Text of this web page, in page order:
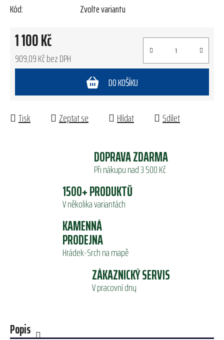
Kód:
Zvolte variantu
1 100 Kč
909,09 Kč bez DPH
DO KOŠÍKU
Tisk Zeptat se Hlídat Sdílet
DOPRAVA ZDARMA
Při nákupu nad 3 500 Kč
1500+ PRODUKTŮ
V několika variantách
KAMENNÁ
PRODEJNA
Hrádek-Srch na mapě
ZÁKAZNICKÝ SERVIS
V pracovní dny
Popis